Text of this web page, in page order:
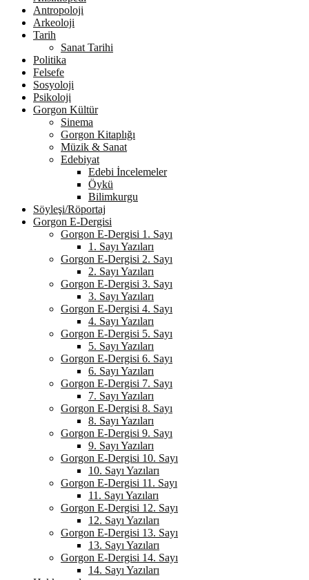
Antropoloji
Arkeoloji
Tarih
Sanat Tarihi
Politika
Felsefe
Sosyoloji
Psikoloji
Gorgon Kültür
Sinema
Gorgon Kitaplığı
Müzik & Sanat
Edebiyat
Edebi İncelemeler
Öykü
Bilimkurgu
Söyleşi/Röportaj
Gorgon E-Dergisi
Gorgon E-Dergisi 1. Sayı
1. Sayı Yazıları
Gorgon E-Dergisi 2. Sayı
2. Sayı Yazıları
Gorgon E-Dergisi 3. Sayı
3. Sayı Yazıları
Gorgon E-Dergisi 4. Sayı
4. Sayı Yazıları
Gorgon E-Dergisi 5. Sayı
5. Sayı Yazıları
Gorgon E-Dergisi 6. Sayı
6. Sayı Yazıları
Gorgon E-Dergisi 7. Sayı
7. Sayı Yazıları
Gorgon E-Dergisi 8. Sayı
8. Sayı Yazıları
Gorgon E-Dergisi 9. Sayı
9. Sayı Yazıları
Gorgon E-Dergisi 10. Sayı
10. Sayı Yazıları
Gorgon E-Dergisi 11. Sayı
11. Sayı Yazıları
Gorgon E-Dergisi 12. Sayı
12. Sayı Yazıları
Gorgon E-Dergisi 13. Sayı
13. Sayı Yazıları
Gorgon E-Dergisi 14. Sayı
14. Sayı Yazıları